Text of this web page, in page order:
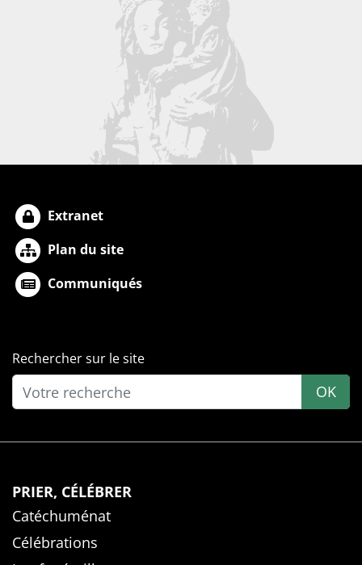
Extranet
Plan du site
Communiqués
Rechercher sur le site
OK
PRIER, CÉLÉBRER
Catéchuménat
Célébrations